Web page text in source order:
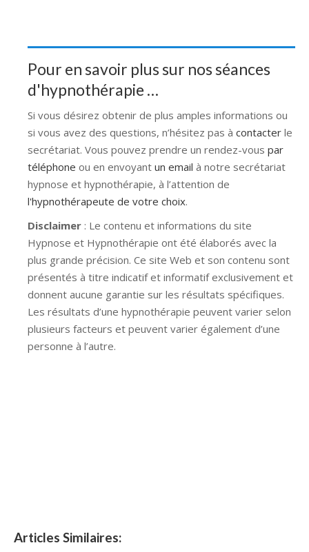
Pour en savoir plus sur nos séances
d'hypnothérapie …
Si vous désirez obtenir de plus amples informations ou
si vous avez des questions, n’hésitez pas à contacter le
secrétariat. Vous pouvez prendre un rendez-vous par
téléphone ou en envoyant un email à notre secrétariat
hypnose et hypnothérapie, à l’attention de
l'hypnothérapeute de votre choix.
Disclaimer : Le contenu et informations du site
Hypnose et Hypnothérapie ont été élaborés avec la
plus grande précision. Ce site Web et son contenu sont
présentés à titre indicatif et informatif exclusivement et
donnent aucune garantie sur les résultats spécifiques.
Les résultats d’une hypnothérapie peuvent varier selon
plusieurs facteurs et peuvent varier également d’une
personne à l’autre.
Articles Similaires: